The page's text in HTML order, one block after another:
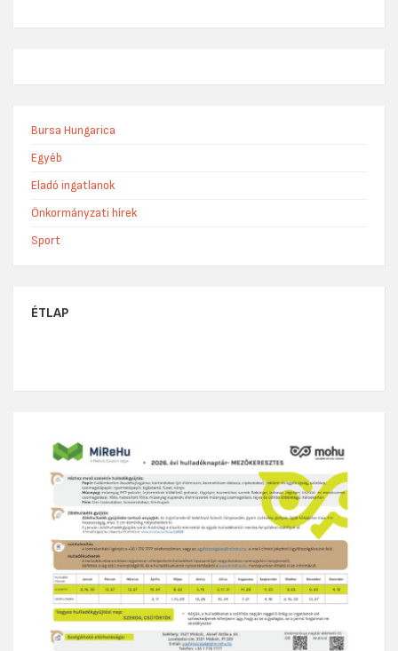
Bursa Hungarica
Egyéb
Eladó ingatlanok
Önkormányzati hírek
Sport
ÉTLAP